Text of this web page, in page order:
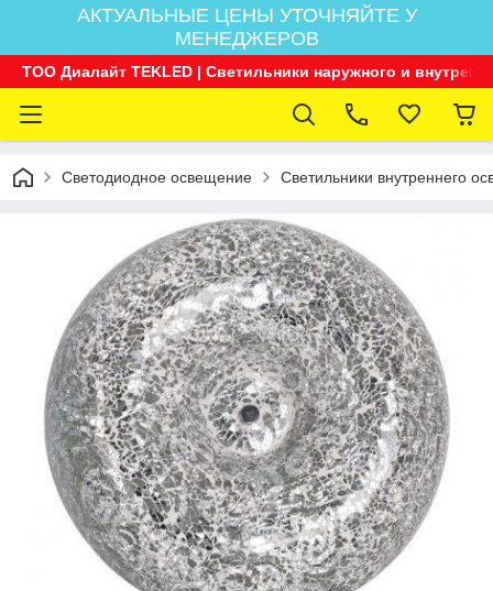
АКТУАЛЬНЫЕ ЦЕНЫ УТОЧНЯЙТЕ У
МЕНЕДЖЕРОВ
ТОО Диалайт TEKLED | Светильники наружного и
Светодиодное освещение Светильники внутреннего